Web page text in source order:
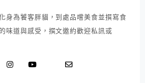
身為饕客胖貓，到處品嚐美食並撰寫食
味道與感受，撰文邀約歡迎私訊或